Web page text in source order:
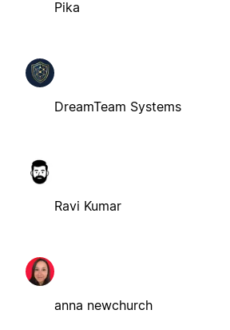
Pika
DreamTeam Systems
Ravi Kumar
anna newchurch